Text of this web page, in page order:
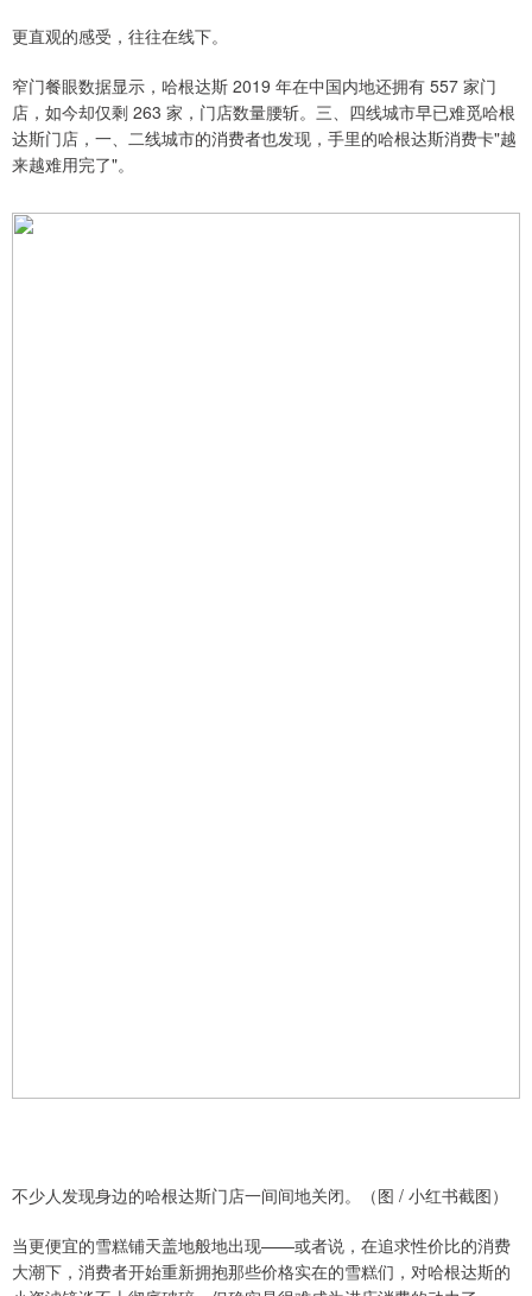
更直观的感受，往往在线下。
窄门餐眼数据显示，哈根达斯 2019 年在中国内地还拥有 557 家门
店，如今却仅剩 263 家，门店数量腰斩。三、四线城市早已难觅哈根
达斯门店，一、二线城市的消费者也发现，手里的哈根达斯消费卡"越
来越难用完了"。
不少人发现身边的哈根达斯门店一间间地关闭。（图 / 小红书截图）
当更便宜的雪糕铺天盖地般地出现——或者说，在追求性价比的消费
大潮下，消费者开始重新拥抱那些价格实在的雪糕们，对哈根达斯的